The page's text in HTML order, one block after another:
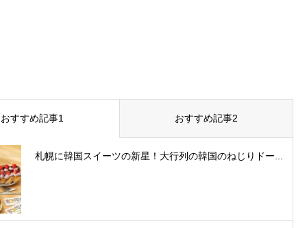
おすすめ記事1 おすすめ記事2
札幌に韓国スイーツの新星！大行列の韓国のねじりドー...